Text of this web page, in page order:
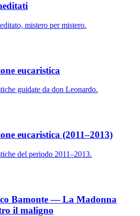
mistero per mistero.
eucaristica
guidate da don Leonardo.
eucaristica (2011–2013)
del periodo 2011–2013.
Bamonte — La Madonna
il maligno